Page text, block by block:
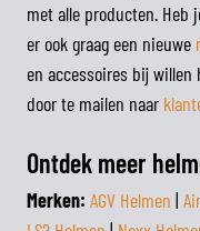
met alle producten. Heb
er ook graag een nieuwe
en accessoires bij willen
door te mailen naar
Ontdek meer
Merken: AGV Helmen |